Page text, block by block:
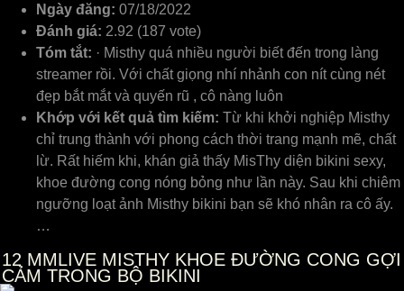
Ngày đăng: 07/18/2022
Đánh giá: 2.92 (187 vote)
Tóm tắt: · Misthy quá nhiều người biết đến trong làng
streamer rồi. Với chất giọng nhí nhảnh con nít cùng nét
đẹp bắt mắt và quyến rũ , cô nàng luôn
Khớp với kết quả tìm kiếm: Từ khi khởi nghiệp Misthy
chỉ trung thành với phong cách thời trang mạnh mẽ, chất
lừ. Rất hiếm khi, khán giả thấy MisThy diện bikini sexy,
khoe đường cong nóng bỏng như lần này. Sau khi chiêm
ngưỡng loạt ảnh Misthy bikini bạn sẽ khó nhân ra cô ấy.
…
12 MMLIVE MISTHY KHOE ĐƯỜNG CONG GỢI
CẢM TRONG BỘ BIKINI